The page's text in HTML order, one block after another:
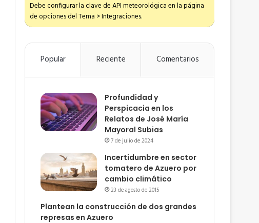
Debe configurar la clave de API meteorológica en la página
de opciones del Tema > Integraciones.
Popular Reciente Comentarios
Profundidad y
Perspicacia en los
Relatos de José María
Mayoral Subias
7 de julio de 2024
Incertidumbre en sector
tomatero de Azuero por
cambio climático
23 de agosto de 2015
Plantean la construcción de dos grandes
represas en Azuero